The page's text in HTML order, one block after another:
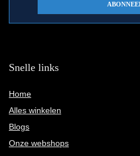
Snelle links
Home
Alles winkelen
Blogs
Onze webshops